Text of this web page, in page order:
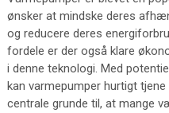
ønsker at mindske deres
og reducere deres
fordele er der også klare
i denne teknologi. Med
kan varmepumper hurtigt
centrale grunde til, at mange